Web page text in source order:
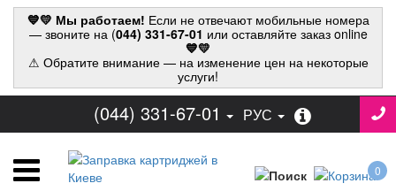
💙💛 Мы работаем! Если не отвечают мобильные номера
— звоните на (044) 331-67-01 или оставляйте заказ online
💙💛
⚠ Обратите внимание — на изменение цен на некоторые
услуги!
(044) 331-67-01 РУС
0